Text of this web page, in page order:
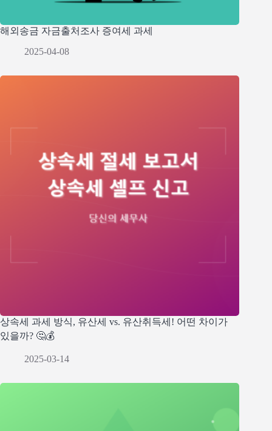
해외송금 자금출처조사 증여세 과세
2025-04-08
상속세 과세 방식, 유산세 vs. 유산취득세! 어떤 차이가
있을까? 🤔💰
2025-03-14